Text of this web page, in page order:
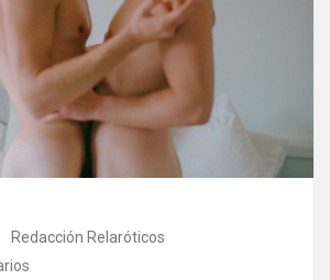
Redacción Relaróticos